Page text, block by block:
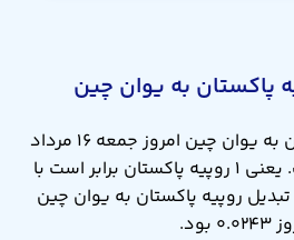
پاکستان به یوان چین
نرخ تبدیل روپیه پاکستان به یوان چین امروز جمعه ۱۶ مرداد
۱۴۰۵ برابر ۰.۰۲۴۳ است. یعنی ۱ روپیه پاکستان برابر است با
تبدیل روپیه پاکستان به یوان چین
بود.